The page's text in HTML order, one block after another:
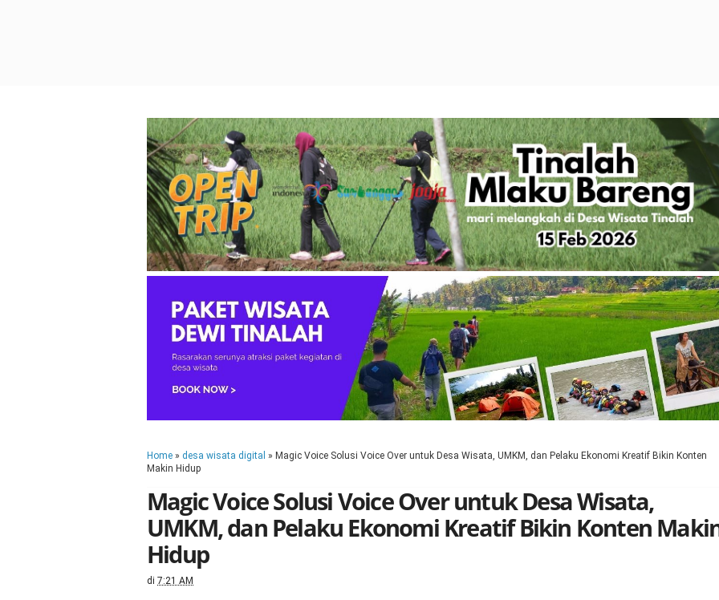
Home » desa wisata digital » Magic Voice Solusi Voice Over untuk Desa Wisata, UMKM, dan Pelaku Ekonomi Kreatif Bikin Konten
Makin Hidup
Magic Voice Solusi Voice Over untuk Desa Wisata,
UMKM, dan Pelaku Ekonomi Kreatif Bikin Konten
Hidup
di 7:21 AM